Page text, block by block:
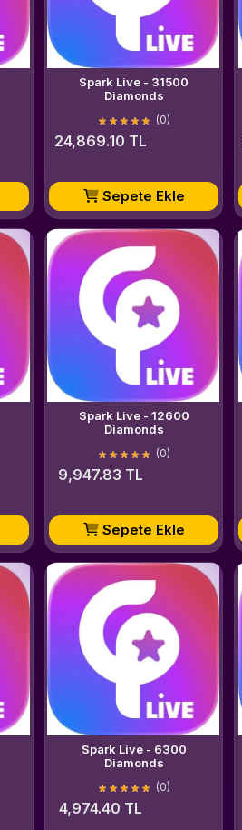
Spark Live - 31500
Diamonds
(0)
24,869.10 TL
Sepete Ekle
Spark Live - 12600
Diamonds
(0)
9,947.83 TL
Sepete Ekle
Spark Live - 6300
Diamonds
(0)
4,974.40 TL